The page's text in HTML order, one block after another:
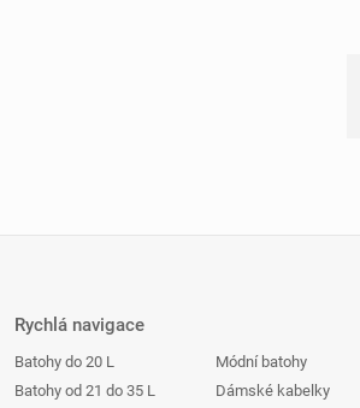
Rychlá navigace
Batohy do 20 L
Batohy od 21 do 35 L
Módní batohy
Dámské kabelky